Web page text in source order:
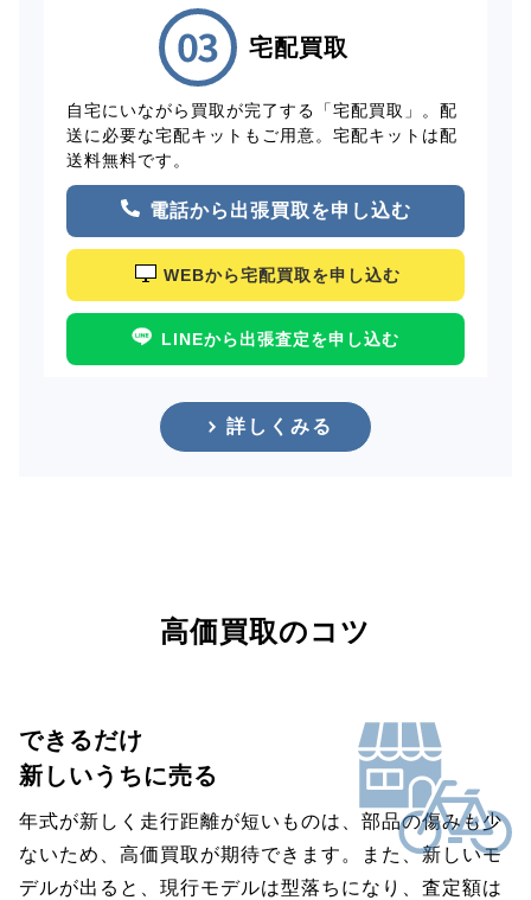
宅配買取
自宅にいながら買取が完了する「宅配買取」。配
送に必要な宅配キットもご用意。宅配キットは配
送料無料です。
電話から出張買取を申し込む
WEBから宅配買取を申し込む
LINEから出張査定を申し込む
詳しくみる
高価買取のコツ
できるだけ
新しいうちに売る
年式が新しく走行距離が短いものは、部品の傷みも少
ないため、高価買取が期待できます。また、新しいモ
デルが出ると、現行モデルは型落ちになり、査定額は